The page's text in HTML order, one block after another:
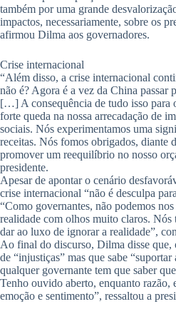
também por uma grande
impactos, necessariamente, sobre os
afirmou Dilma aos governadores.
Crise internacional
“Além disso, a crise internacional
não é? Agora é a vez da China passar
[…] A consequência de tudo isso para
forte queda na nossa arrecadação de
sociais. Nós experimentamos uma
receitas. Nós fomos obrigados, diante
promover um reequilíbrio no nosso
presidente.
Apesar de apontar o cenário
crise internacional “não é desculpa
“Como governantes, não podemos
realidade com olhos muito claros. Nós
dar ao luxo de ignorar a realidade”,
Ao final do discurso, Dilma disse que,
de “injustiças” mas que sabe
qualquer governante tem que saber
Tenho ouvido aberto, enquanto razão,
emoção e sentimento”, ressaltou a